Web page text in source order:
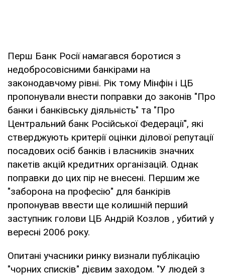
Перш Банк Росії намагався боротися з
недобросовісними банкірами на
законодавчому рівні. Рік тому Мінфін і ЦБ
пропонували внести поправки до законів "Про
банки і банківську діяльність" та "Про
Центральний банк Російської Федерації", які
стверджують критерії оцінки ділової репутації
посадових осіб банків і власників значних
пакетів акцій кредитних організацій. Однак
поправки до цих пір не внесені. Першим же
"заборона на професію" для банкірів
пропонував ввести ще колишній перший
заступник голови ЦБ Андрій Козлов , убитий у
вересні 2006 року.
Опитані учасники ринку визнали публікацію
"чорних списків" дієвим заходом. "У людей з